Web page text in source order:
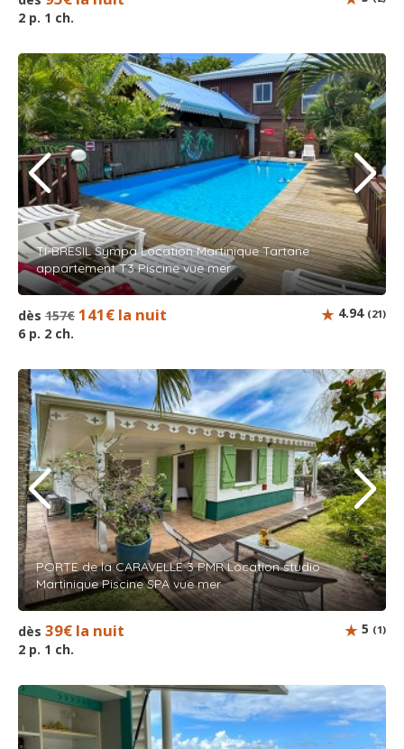
2 p. 1 ch.
TI-BRESIL Sympa Location Martinique Tartane
appartement T3 Piscine vue mer
dès 157€ 141€ la nuit
6 p. 2 ch.
4.94 (21)
PORTE de la CARAVELLE 3 PMR Location studio
Martinique Piscine SPA vue mer
dès 39€ la nuit
2 p. 1 ch.
5 (1)